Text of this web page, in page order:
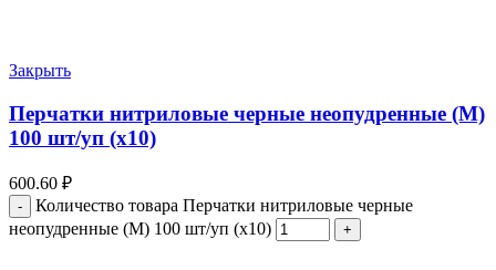
Закрыть
Перчатки нитриловые черные неопудренные (M)
100 шт/уп (х10)
600.60 ₽
Количество товара Перчатки нитриловые черные
неопудренные (M) 100 шт/уп (х10)